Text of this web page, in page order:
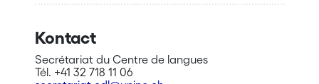
Kontact
Secrétariat du Centre de langues
Tél. +41 32 718 11 06